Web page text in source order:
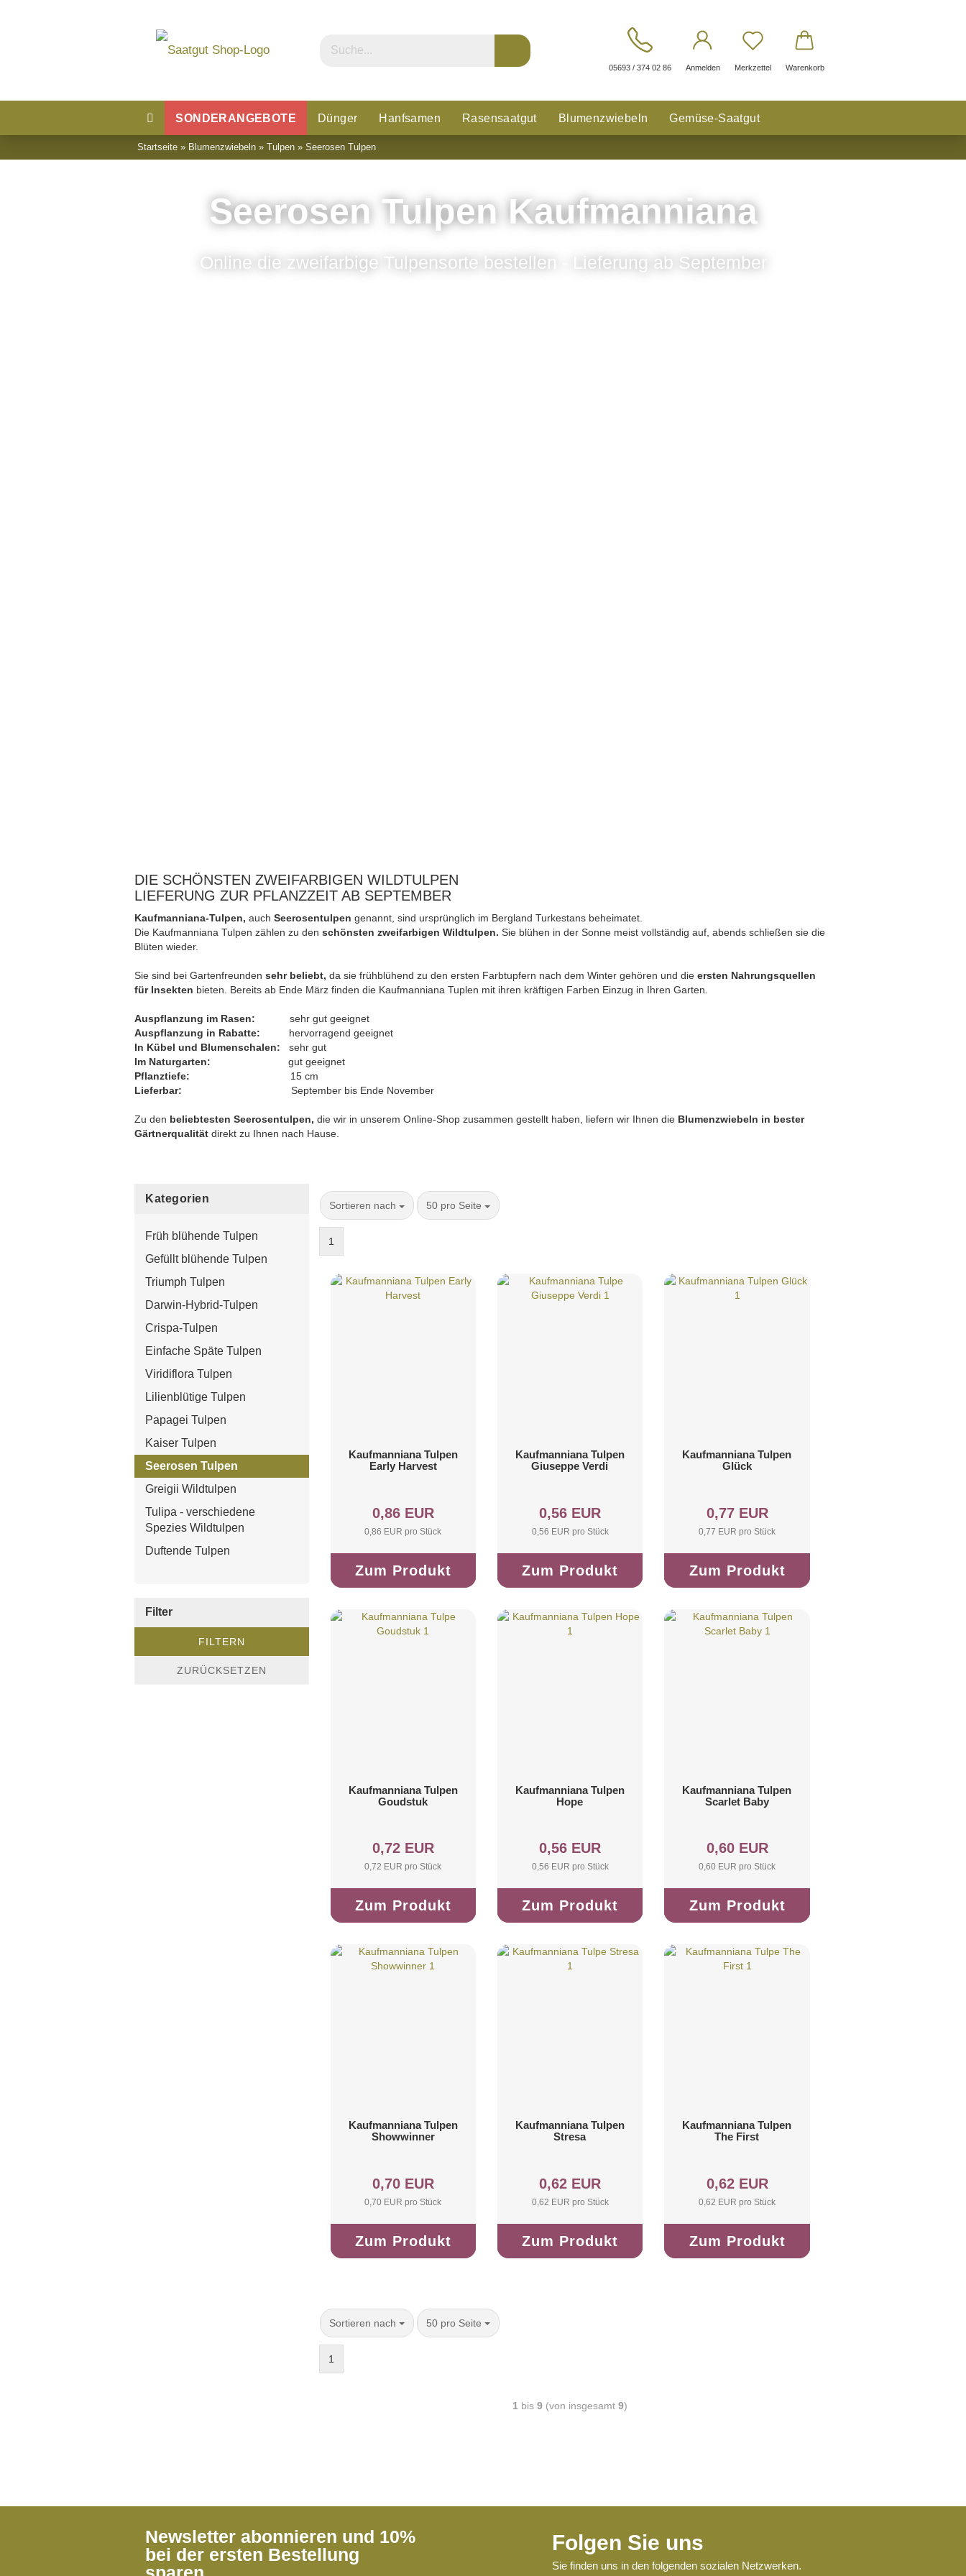
05693 / 374 02 86 Anmelden Merkzettel Warenkorb
SONDERANGEBOTE Dünger Hanfsamen Rasensaatgut Blumenzwiebeln Gemüse-Saatgut
Blumensaatgut Blumenwiesen Glücksklee
Startseite » Blumenzwiebeln » Tulpen » Seerosen Tulpen
Seerosen Tulpen Kaufmanniana
Online die zweifarbige Tulpensorte bestellen - Lieferung ab September
DIE SCHÖNSTEN ZWEIFARBIGEN WILDTULPEN
LIEFERUNG ZUR PFLANZZEIT AB SEPTEMBER
Kaufmanniana-Tulpen, auch Seerosentulpen genannt, sind ursprünglich im Bergland Turkestans beheimatet.
Die Kaufmanniana Tulpen zählen zu den schönsten zweifarbigen Wildtulpen. Sie blühen in der Sonne meist vollständig auf, abends schließen sie die
Blüten wieder.
Sie sind bei Gartenfreunden sehr beliebt, da sie frühblühend zu den ersten Farbtupfern nach dem Winter gehören und die ersten Nahrungsquellen
für Insekten bieten. Bereits ab Ende März finden die Kaufmanniana Tuplen mit ihren kräftigen Farben Einzug in Ihren Garten.
Auspflanzung im Rasen: sehr gut geeignet
Auspflanzung in Rabatte: hervorragend geeignet
In Kübel und Blumenschalen: sehr gut
Im Naturgarten: gut geeignet
Pflanztiefe: 15 cm
Lieferbar: September bis Ende November
Zu den beliebtesten Seerosentulpen, die wir in unserem Online-Shop zusammen gestellt haben, liefern wir Ihnen die Blumenzwiebeln in bester
Gärtnerqualität direkt zu Ihnen nach Hause.
Kategorien
Früh blühende Tulpen
Gefüllt blühende Tulpen
Triumph Tulpen
Darwin-Hybrid-Tulpen
Crispa-Tulpen
Einfache Späte Tulpen
Viridiflora Tulpen
Lilienblütige Tulpen
Papagei Tulpen
Kaiser Tulpen
Seerosen Tulpen
Greigii Wildtulpen
Tulipa - verschiedene
Spezies Wildtulpen
Duftende Tulpen
Filter
FILTERN
ZURÜCKSETZEN
Sortieren nach 50 pro Seite
1
Kaufmanniana Tulpen
Early Harvest
0,86 EUR
0,86 EUR pro Stück
Zum Produkt
Kaufmanniana Tulpen
Giuseppe Verdi
0,56 EUR
0,56 EUR pro Stück
Zum Produkt
Kaufmanniana Tulpen
Glück
0,77 EUR
0,77 EUR pro Stück
Zum Produkt
Kaufmanniana Tulpen
Goudstuk
0,72 EUR
0,72 EUR pro Stück
Zum Produkt
Kaufmanniana Tulpen
Hope
0,56 EUR
0,56 EUR pro Stück
Zum Produkt
Kaufmanniana Tulpen
Scarlet Baby
0,60 EUR
0,60 EUR pro Stück
Zum Produkt
Kaufmanniana Tulpen
Showwinner
0,70 EUR
0,70 EUR pro Stück
Zum Produkt
Kaufmanniana Tulpen
Stresa
0,62 EUR
0,62 EUR pro Stück
Zum Produkt
Kaufmanniana Tulpen
The First
0,62 EUR
0,62 EUR pro Stück
Zum Produkt
Sortieren nach 50 pro Seite
1
1 bis9 (von insgesamt9)
Newsletter abonnieren und 10%
bei der ersten Bestellung
Folgen Sie uns
Sie finden uns in den folgenden sozialen Netzwerken.